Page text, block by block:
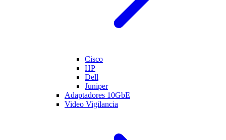
Cisco
HP
Dell
Juniper
Adaptadores 10GbE
Video Vigilancia